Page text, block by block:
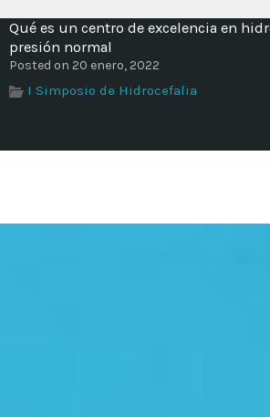
Qué es un centro de excelencia en
presión normal
Posted on 20 enero, 2022
I Simposio de Hidrocefalia